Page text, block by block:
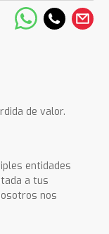
de valor.
entidades
a tus
nos